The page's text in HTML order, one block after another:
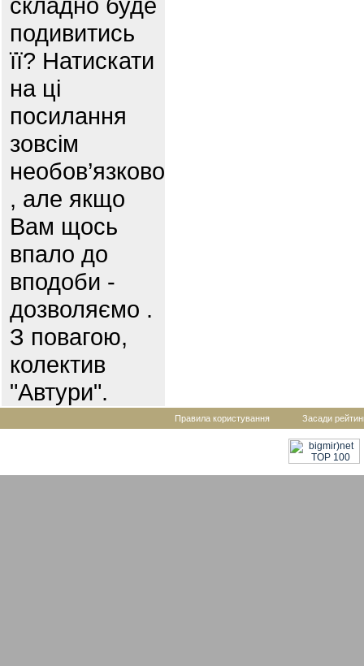
подивитись
її? Натискати
на ці
посилання
зовсім
необов’язково
, але якщо
Вам щось
впало до
вподоби -
дозволяємо .
З повагою,
колектив
"Автури".
Правила користування Засади